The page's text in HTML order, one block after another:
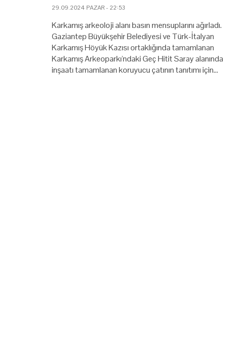
29.09.2024 PAZAR - 22:53
Karkamış arkeoloji alanı basın mensuplarını ağırladı.
Gaziantep Büyükşehir Belediyesi ve Türk-İtalyan
Karkamış Höyük Kazısı ortaklığında tamamlanan
Karkamış Arkeoparkı'ndaki Geç Hitit Saray alanında
inşaatı tamamlanan koruyucu çatının tanıtımı için…